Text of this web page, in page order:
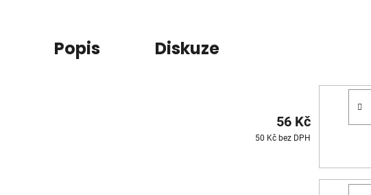
Popis Diskuze
56 Kč
50 Kč bez DPH